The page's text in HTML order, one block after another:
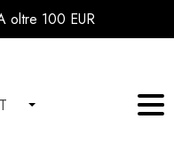
oltre 100 EUR